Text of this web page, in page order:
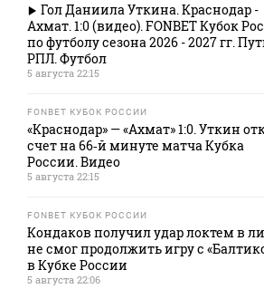
Гол Даниила Уткина. Краснодар -
Ахмат. 1:0 (видео). FONBET Кубок
по футболу сезона 2026 - 2027 гг.
РПЛ. Футбол
5 августа 22:15
FONBET КУБОК РОССИИ
«Краснодар» — «Ахмат» 1:0. Уткин
счет на 66‑й минуте матча Кубка
России. Видео
5 августа 22:15
FONBET КУБОК РОССИИ
Кондаков получил удар локтем в
не смог продолжить игру с
в Кубке России
5 августа 22:06